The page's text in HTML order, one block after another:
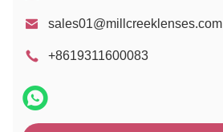
sales01@millcreeklenses.com
+8619311600083